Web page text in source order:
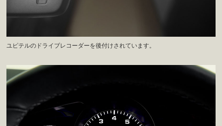
ユピテルのドライブレコーダーを後付けされています。